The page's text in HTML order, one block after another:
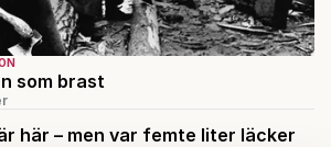
som brast
här – men var femte liter läcker